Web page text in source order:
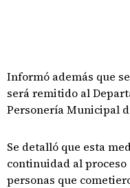
Informó además que
será remitido al
Personería Municipal
Se detalló que esta
continuidad al
personas que